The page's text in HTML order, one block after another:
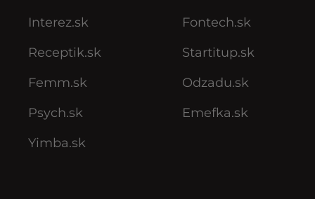
Interez.sk
Receptik.sk
Femm.sk
Psych.sk
Yimba.sk
Fontech.sk
Startitup.sk
Odzadu.sk
Emefka.sk